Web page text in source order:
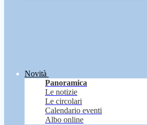
Novità
Panoramica
Le notizie
Le circolari
Calendario eventi
Albo online